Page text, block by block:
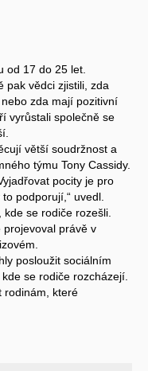
od 17 do 25 let.
pak vědci zjistili, zda
zda mají pozitivní
vyrůstali společně se
větší soudržnost a
týmu Tony Cassidy.
pocity je pro
podporují,“ uvedl.
se rodiče rozešli.
projevoval právě v
posloužit sociálním
se rodiče rozcházejí.
rodinám, které